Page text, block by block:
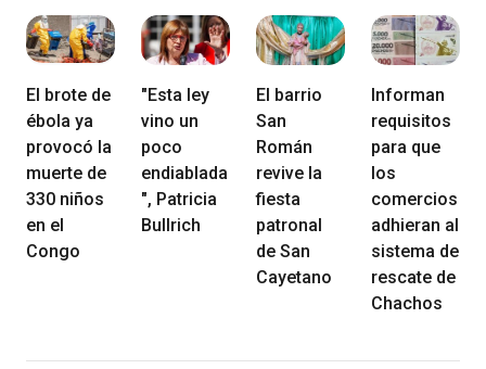
El brote de
ébola ya
provocó la
muerte de
330 niños
en el
Congo
"Esta ley
vino un
poco
endiablada
", Patricia
Bullrich
El barrio
San
Román
revive la
fiesta
patronal
de San
Cayetano
Informan
requisitos
para que
los
comercios
adhieran al
sistema de
rescate de
Chachos